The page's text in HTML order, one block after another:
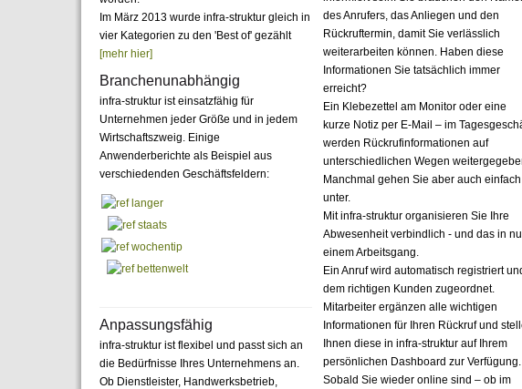
Im März 2013 wurde infra-struktur gleich in
vier Kategorien zu den 'Best of' gezählt
[mehr hier]
Branchenunabhängig
infra-struktur ist einsatzfähig für
Unternehmen jeder Größe und in jedem
Wirtschaftszweig. Einige
Anwenderberichte als Beispiel aus
verschiedenden Geschäftsfeldern:
Anpassungsfähig
infra-struktur ist flexibel und passt sich an
die Bedürfnisse Ihres Unternehmens an.
Ob Dienstleister, Handwerksbetrieb,
des Anrufers, das Anliegen und den
Rückruftermin, damit Sie verlässlich
weiterarbeiten können. Haben diese
Informationen Sie tatsächlich immer
erreicht?
Ein Klebezettel am Monitor oder eine
kurze Notiz per E-Mail – im
werden Rückrufinformationen auf
unterschiedlichen Wegen
Manchmal gehen Sie aber auch einfach
unter.
Mit infra-struktur organisieren Sie Ihre
Abwesenheit verbindlich - und das in
einem Arbeitsgang.
Ein Anruf wird automatisch registriert
dem richtigen Kunden zugeordnet.
Mitarbeiter ergänzen alle wichtigen
Informationen für Ihren Rückruf und
Ihnen diese in infra-struktur auf Ihrem
persönlichen Dashboard zur Verfügung.
Sobald Sie wieder online sind – ob im